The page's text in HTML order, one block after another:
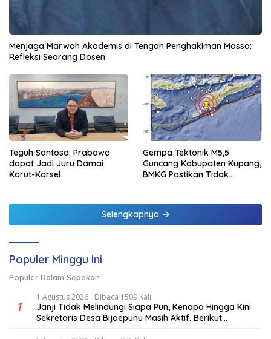
Menjaga Marwah Akademis di Tengah Penghakiman Massa:
Refleksi Seorang Dosen
Teguh Santosa: Prabowo
dapat Jadi Juru Damai
Korut-Korsel
Gempa Tektonik M5,5
Guncang Kabupaten Kupang,
BMKG Pastikan Tidak
Selengkapnya
Populer Minggu Ini
Populer Dalam Sepekan
1
1 Agustus 2026 Dibaca 1509 Kali
Janji Tidak Melindungi Siapa Pun, Kenapa Hingga Kini
Sekretaris Desa Bijaepunu Masih Aktif. Berikut
penjelasan Ketua Komisi I DPRD TTS.